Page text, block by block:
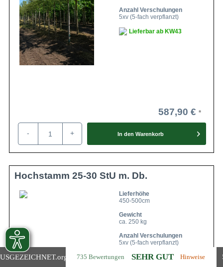
.org 735 Bewertungen SEHR GUT Hinweise
Anzahl Verschulungen
5xv (5-fach verpflanzt)
Lieferbar ab KW43
587,90 €
- + In den Warenkorb
Hochstamm 25-30 StU m. Db.
Lieferhöhe
450-500cm
Gewicht
ca. 250 kg
Anzahl Verschulungen
5xv (5-fach verpflanzt)
Lieferbar ab KW43